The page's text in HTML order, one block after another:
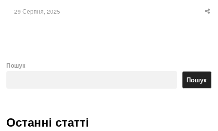
29 Серпня, 2025
Пошук
Пошук
Останні статті